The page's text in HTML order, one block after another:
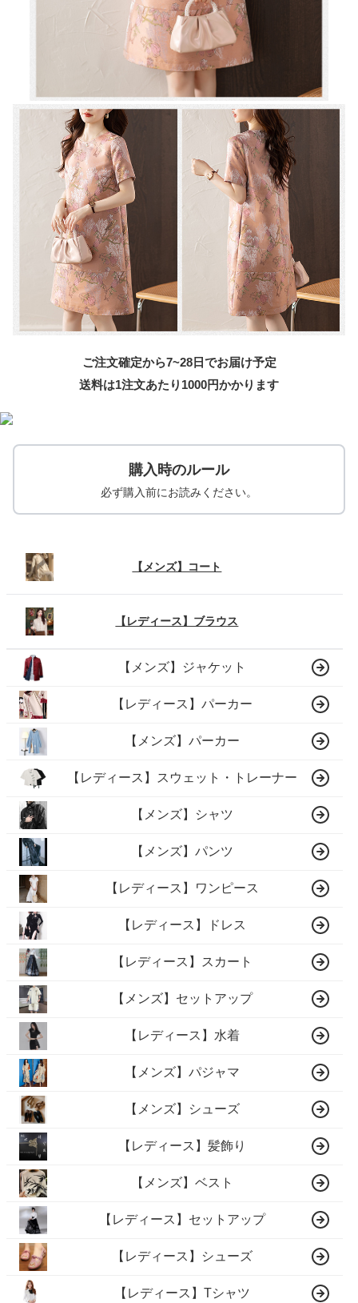
ご注文確定から7~28日でお届け予定
送料は1注文あたり 1000円かかります
購入時のルール
必ず購入前にお読みください。
【メンズ】コート
【レディース】ブラウス
【メンズ】ジャケット
【レディース】パーカー
【メンズ】パーカー
【レディース】スウェット・トレーナー
【メンズ】シャツ
【メンズ】パンツ
【レディース】ワンピース
【レディース】ドレス
【レディース】スカート
【メンズ】セットアップ
【レディース】水着
【メンズ】パジャマ
【メンズ】シューズ
【レディース】髪飾り
【メンズ】ベスト
【レディース】セットアップ
【レディース】シューズ
【レディース】Tシャツ